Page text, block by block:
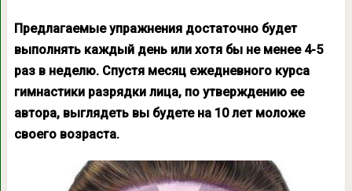
Предлагаемые упражнения достаточно будет
выполнять каждый день или хотя бы не менее 4-5
раз в неделю. Спустя месяц ежедневного курса
гимнастики разрядки лица, по утверждению ее
автора, выглядеть вы будете на 10 лет моложе
своего возраста.